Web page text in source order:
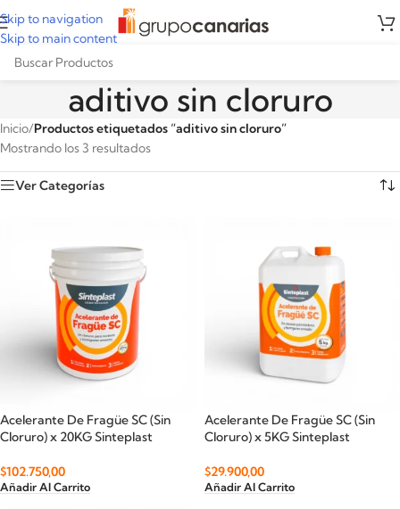
Skip to navigation
Skip to main content
aditivo sin cloruro
Inicio/Productos etiquetados “aditivo sin cloruro”
Mostrando los 3 resultados
Ver Categorías
Acelerante De Fragüe SC (Sin
Cloruro) x 20KG Sinteplast
$102.750,00
Añadir Al Carrito
Acelerante De Fragüe SC (Sin
Cloruro) x 5KG Sinteplast
$29.900,00
Añadir Al Carrito